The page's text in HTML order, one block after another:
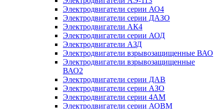
Электродвигатели серии АО4
Электродвигатели серии ДАЗО
Электродвигатели АК4
Электродвигатели серии АОД
Электродвигатели АЗД
Электродвигатели взрывозащищенные ВАО
Электродвигатели взрывозащищенные
ВАО2
Электродвигатели серии ДАВ
Электродвигатели серии АЗО
Электродвигатели серии 4АМ
Электродвигатели серии АОВМ